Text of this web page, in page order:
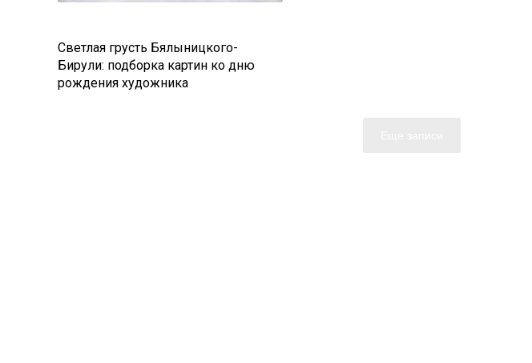
Светлая грусть Бялыницкого-
Бирули: подборка картин ко дню
рождения художника